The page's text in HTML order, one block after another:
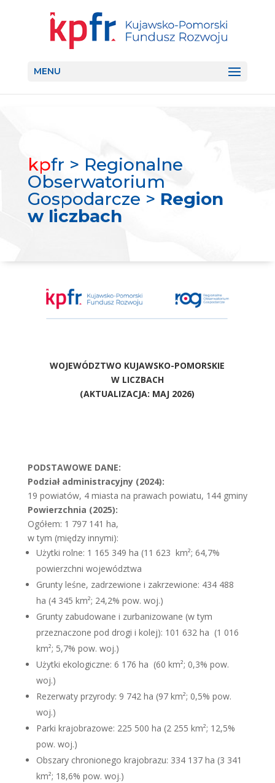
MENU
kpfr > Regionalne
Obserwatorium
Gospodarcze > Region
w liczbach
WOJEWÓDZTWO KUJAWSKO-POMORSKIE
W LICZBACH
(AKTUALIZACJA: MAJ 2026)
PODSTAWOWE DANE:
Podział administracyjny (2024):
19 powiatów, 4 miasta na prawach powiatu, 144 gminy
Powierzchnia (2025):
Ogółem: 1 797 141 ha,
w tym (między innymi):
Użytki rolne: 1 165 349 ha (11 623 km²; 64,7%
powierzchni województwa
Grunty leśne, zadrzewione i zakrzewione: 434 488
ha (4 345 km²; 24,2% pow. woj.)
Grunty zabudowane i zurbanizowane (w tym
przeznaczone pod drogi i kolej): 101 632 ha (1 016
km²; 5,7% pow. woj.)
Użytki ekologiczne: 6 176 ha (60 km²; 0,3% pow.
woj.)
Rezerwaty przyrody: 9 742 ha (97 km²; 0,5% pow.
woj.)
Parki krajobrazowe: 225 500 ha (2 255 km²; 12,5%
pow. woj.)
Obszary chronionego krajobrazu: 334 137 ha (3 341
km²; 18,6% pow. woj.)